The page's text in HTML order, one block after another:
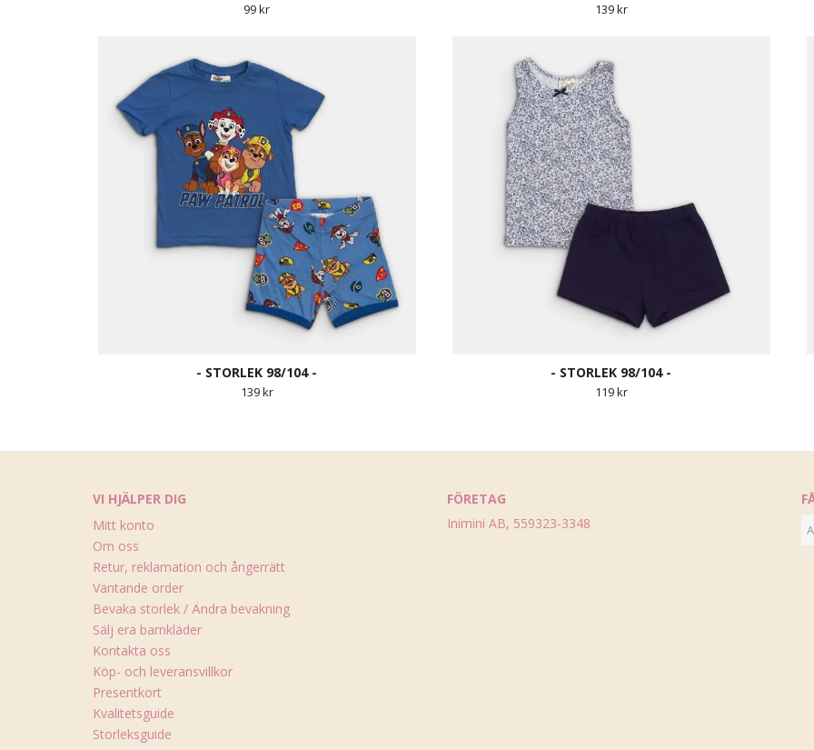
99 kr 139 kr
- STORLEK 98/104 -
139 kr
- STORLEK 98/104 -
119 kr
VI HJÄLPER DIG
Mitt konto
Om oss
Retur, reklamation och ångerrätt
Väntande order
Bevaka storlek / Ändra bevakning
Sälj era barnkläder
Kontakta oss
Köp- och leveransvillkor
Presentkort
Kvalitetsguide
Storleksguide
FÖRETAG
Inimini AB, 559323-3348